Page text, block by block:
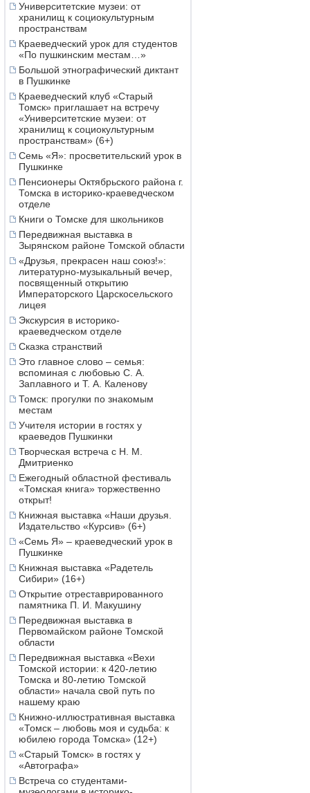
Университетские музеи: от
хранилищ к социокультурным
пространствам
Краеведческий урок для студентов
«По пушкинским местам…»
Большой этнографический диктант
в Пушкинке
Краеведческий клуб «Старый
Томск» приглашает на встречу
«Университетские музеи: от
хранилищ к социокультурным
пространствам» (6+)
Семь «Я»: просветительский урок в
Пушкинке
Пенсионеры Октябрьского района г.
Томска в историко-краеведческом
отделе
Книги о Томске для школьников
Передвижная выставка в
Зырянском районе Томской области
«Друзья, прекрасен наш союз!»:
литературно-музыкальный вечер,
посвященный открытию
Императорского Царскосельского
лицея
Экскурсия в историко-
краеведческом отделе
Сказка странствий
Это главное слово – семья:
вспоминая с любовью С. А.
Заплавного и Т. А. Каленову
Томск: прогулки по знакомым
местам
Учителя истории в гостях у
краеведов Пушкинки
Творческая встреча с Н. М.
Дмитриенко
Ежегодный областной фестиваль
«Томская книга» торжественно
открыт!
Книжная выставка «Наши друзья.
Издательство «Курсив» (6+)
«Семь Я» – краеведческий урок в
Пушкинке
Книжная выставка «Радетель
Сибири» (16+)
Открытие отреставрированного
памятника П. И. Макушину
Передвижная выставка в
Первомайском районе Томской
области
Передвижная выставка «Вехи
Томской истории: к 420-летию
Томска и 80-летию Томской
области» начала свой путь по
нашему краю
Книжно-иллюстративная выставка
«Томск – любовь моя и судьба: к
юбилею города Томска» (12+)
«Старый Томск» в гостях у
«Автографа»
Встреча со студентами-